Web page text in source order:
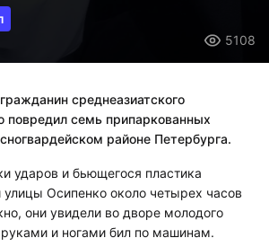
5108
среднеазиатского
повредил семь припаркованных
районе Петербурга.
ударов и бьющегося пластика
улицы Осипенко около четырех часов
они увидели во дворе молодого
и ногами бил по машинам.